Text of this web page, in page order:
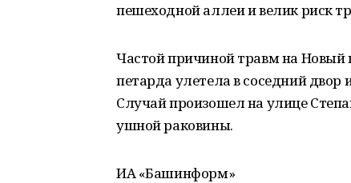
пешеходной аллеи и велик риск
Частой причиной травм на Новый
петарда улетела в соседний
Случай произошел на улице
ушной раковины.
ИА «Башинформ»